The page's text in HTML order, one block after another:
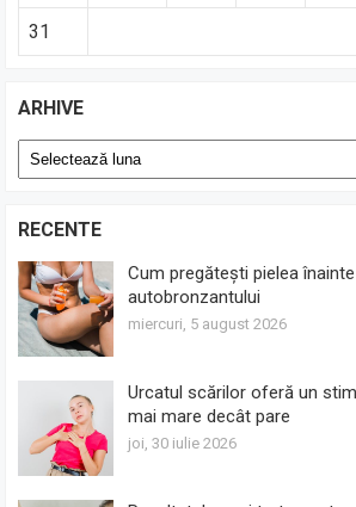
31
ARHIVE
Arhive
RECENTE
Cum pregătești pielea
autobronzantului
miercuri, 5 august 2026
Urcatul scărilor oferă un
mai mare decât pare
joi, 30 iulie 2026